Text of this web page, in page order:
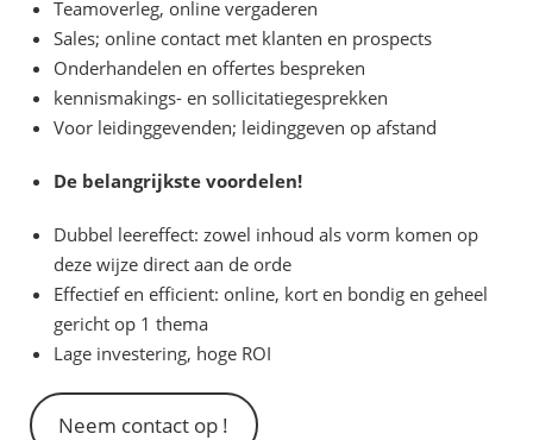
Teamoverleg, online vergaderen
Sales; online contact met klanten en prospects
Onderhandelen en offertes bespreken
kennismakings- en sollicitatiegesprekken
Voor leidinggevenden; leidinggeven op afstand
De belangrijkste voordelen!
Dubbel leereffect: zowel inhoud als vorm komen op
deze wijze direct aan de orde
Effectief en efficient: online, kort en bondig en geheel
gericht op 1 thema
Lage investering, hoge ROI
Neem contact op !